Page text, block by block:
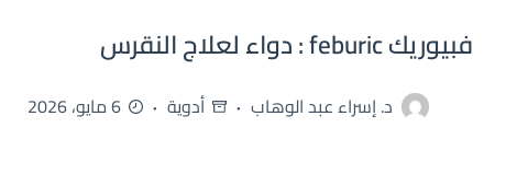
فبيوريك feburic : دواء لعلاج النقرس
د. إسراء عبد الوهاب أدوية 6 مايو، 2026